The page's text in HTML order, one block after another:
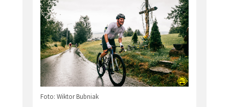
Foto: Wiktor Bubniak